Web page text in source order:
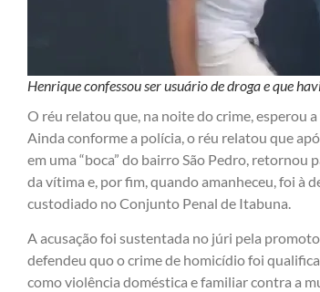
Henrique confessou ser usuário de droga e que
O réu relatou que, na noite do crime, esperou
Ainda conforme a polícia, o réu relatou que
em uma “boca” do bairro São Pedro, retornou
da vítima e, por fim, quando amanheceu, foi à
custodiado no Conjunto Penal de Itabuna.
A acusação foi sustentada no júri pela
defendeu quo o crime de homicídio foi
como violência doméstica e familiar contra a